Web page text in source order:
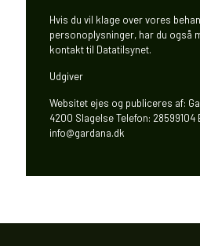
Hvis du vil klage over vores
personoplysninger, har du også
kontakt til Datatilsynet.
Udgiver
Websitet ejes og publiceres af:
4200 Slagelse Telefon: 28599104
info@gardana.dk